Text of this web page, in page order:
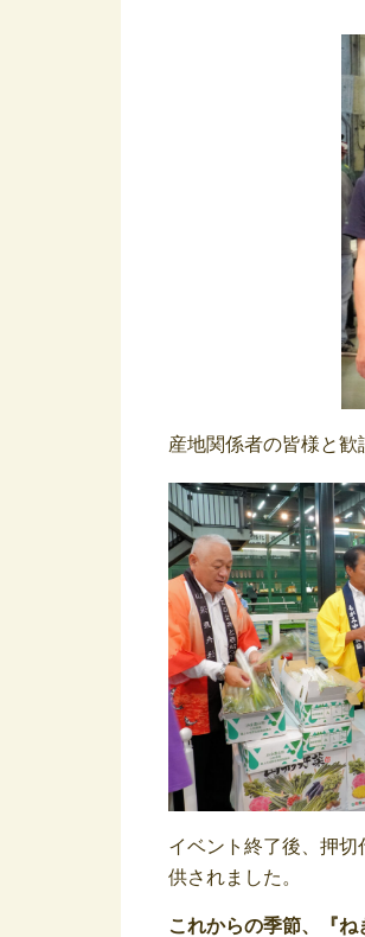
産地関係者の皆様と
イベント終了後、押
供されました。
これからの季節、『